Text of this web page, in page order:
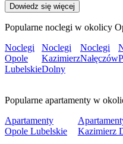
Dowiedz się więcej
Popularne noclegi w okolicy
Noclegi
Opole
Lubelskie
Noclegi
Kazimierz
Dolny
Noclegi
Nałęczów
Popularne apartamenty w
Apartamenty
Opole Lubelskie
Kazimierz